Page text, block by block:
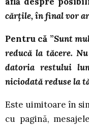
cărțile, în final vor
Pentru că ”Sunt
reducă la tăcere.
datoria restului
niciodată reduse la
Este uimitoare în
cu pagină,